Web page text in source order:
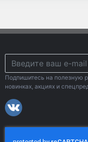
Подпишитесь на полезную
новинках, акциях и